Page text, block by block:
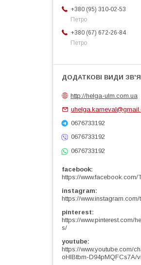
+380 (95) 310-02-53
Петро
+380 (67) 672-26-84
Петро
http://helga-ulm.com.ua
0676733192
0676733192
0676733192
facebook
https://www.facebook.com/
instagram
https://
pinterest
https://www.pinterest.com/
s/
youtube
https://www.youtube.com/
oHlBtbm-D94pMQFCs7A/